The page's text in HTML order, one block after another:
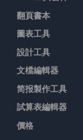
翻頁書本
圖表工具
設計工具
文檔編輯器
简报製作工具
試算表編輯器
價格